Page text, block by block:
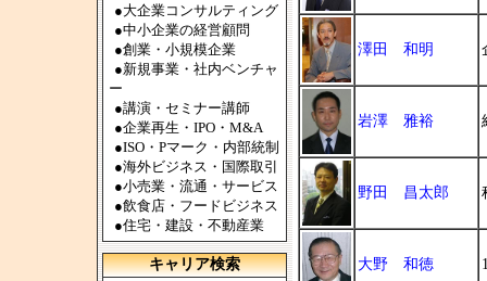
●大企業コンサルティング
●中小企業の経営顧問
●創業・小規模企業
●新規事業・社内ベンチャ
ー
●講演・セミナー講師
●企業再生・IPO・M&A
●ISO・Pマーク・内部統制
●海外ビジネス・国際取引
●小売業・流通・サービス
●飲食店・フードビジネス
●住宅・建設・不動産業
キャリア検索
澤田 和明
岩澤 雅裕
野田 昌太郎
大野 和徳